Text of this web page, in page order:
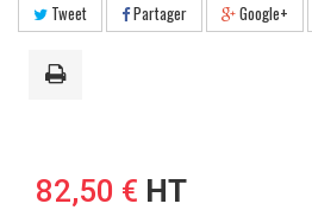
Tweet Partager Google+
82,50 € HT